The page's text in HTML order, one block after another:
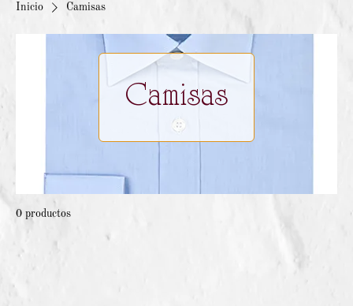
Inicio Camisas
Camisas
0 productos